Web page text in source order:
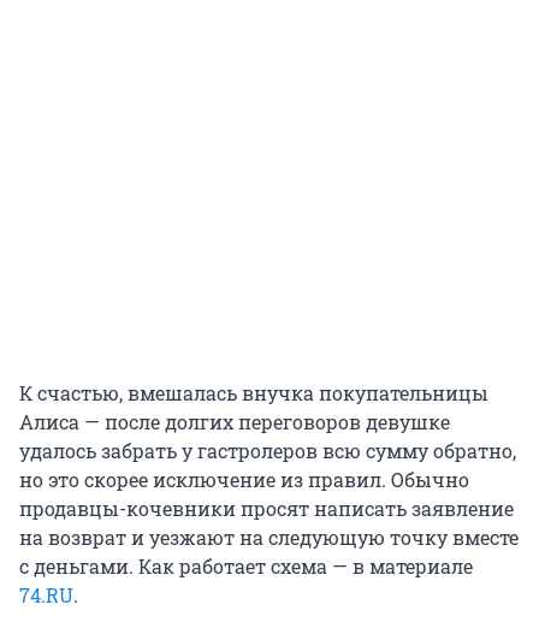
К счастью, вмешалась внучка покупательницы
Алиса — после долгих переговоров девушке
удалось забрать у гастролеров всю сумму обратно,
но это скорее исключение из правил. Обычно
продавцы-кочевники просят написать заявление
на возврат и уезжают на следующую точку вместе
с деньгами. Как работает схема — в материале
74.RU.